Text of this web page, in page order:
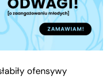
ofensywy